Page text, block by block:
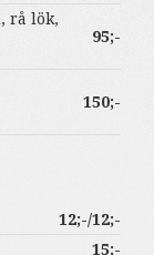
rå lök,
95;-
150;-
12;-/12;-
15;-